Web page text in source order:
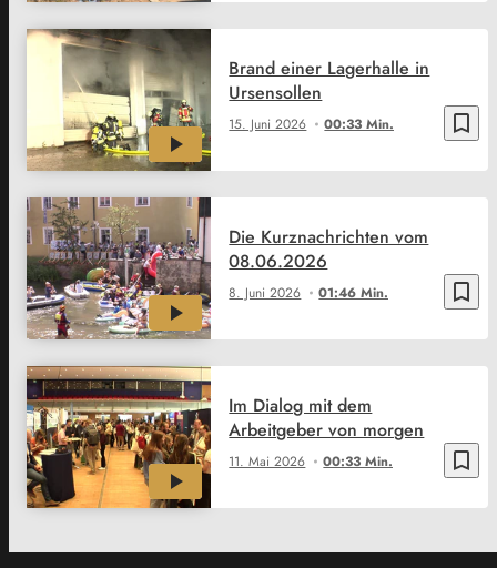
bookmark_border
15. Juni 2026 00:33 Min.
Brand einer Lagerhalle in
Ursensollen
bookmark_border
8. Juni 2026 01:46 Min.
Die Kurznachrichten vom
08.06.2026
bookmark_border
11. Mai 2026 00:33 Min.
Im Dialog mit dem
Arbeitgeber von morgen